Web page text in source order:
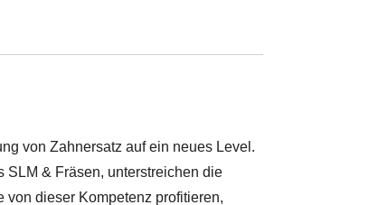
von Zahnersatz auf ein neues Level.
& Fräsen, unterstreichen die
dieser Kompetenz profitieren,